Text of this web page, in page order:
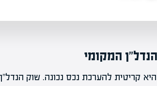
המקומי
קריטית להערכת נכס נכונה. שוק